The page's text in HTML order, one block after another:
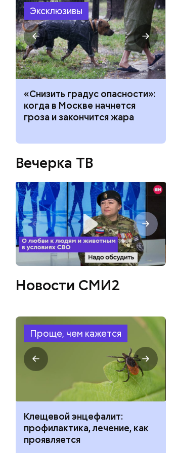
Эксклюзивы
«Снизить градус опасности»:
когда в Москве начнется
гроза и закончится жара
Вечерка ТВ
Новости СМИ2
Проще, чем кажется
Клещевой энцефалит:
профилактика, лечение, как
проявляется